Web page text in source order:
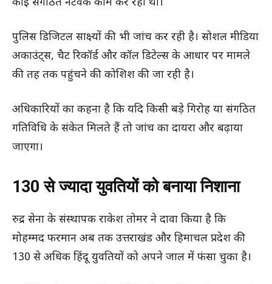
पुलिस डिजिटल साक्ष्यों की भी जांच कर रही है। सोशल मीडिया
अकाउंट्स, चैट रिकॉर्ड और कॉल डिटेल्स के आधार पर मामले
की तह तक पहुंचने की कोशिश की जा रही है।
अधिकारियों का कहना है कि यदि किसी बड़े गिरोह या संगठित
गतिविधि के संकेत मिलते हैं तो जांच का दायरा और बढ़ाया
जाएगा।
130 से ज्यादा युवतियों को बनाया निशाना
रुद्र सेना के संस्थापक राकेश तोमर ने दावा किया है कि
मोहम्मद फरमान अब तक उत्तराखंड और हिमाचल प्रदेश की
130 से अधिक हिंदू युवतियों को अपने जाल में फंसा चुका है।